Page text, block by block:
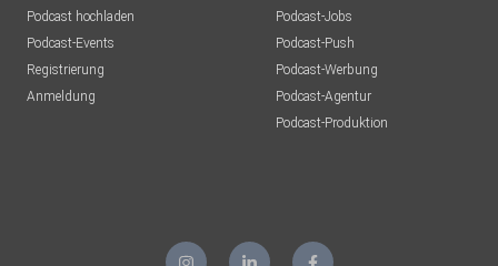
Podcast hochladen
Podcast-Events
Registrierung
Anmeldung
Podcast-Jobs
Podcast-Push
Podcast-Werbung
Podcast-Agentur
Podcast-Produktion